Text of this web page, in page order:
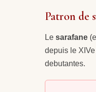
Patron de
Le sarafane
depuis le
debutantes.